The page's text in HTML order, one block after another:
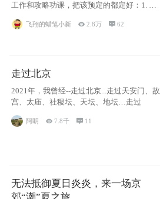
工作和攻略功课，把该预定的都定好：1. 酒
飞翔的蜡笔小新 2.8万 62
走过北京
2021年，我曾经--走过北京...走过天安门、故
宫、太庙、社稷坛、天坛、地坛…走过
阿眀 7.8千  11
无法抵御夏日炎炎，来一场京